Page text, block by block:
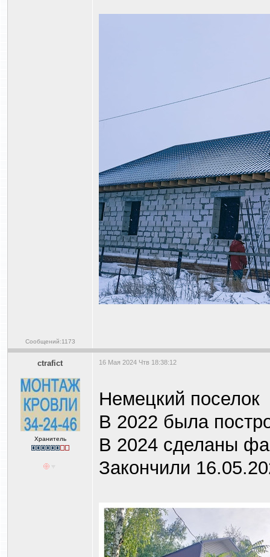
Сообщений:1173
ctrafict
Хранитель
16 Мая 2024 Чтв 18:38:12
Немецкий поселок
В 2022 была
В 2024 сделаны
Закончили